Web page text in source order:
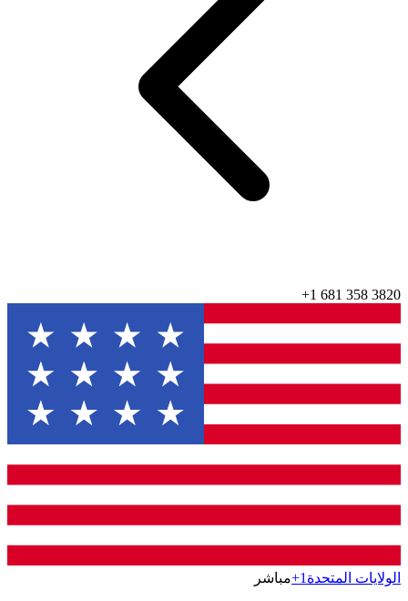
+1 681 358 3820
الولايات المتحدة +1مباشر